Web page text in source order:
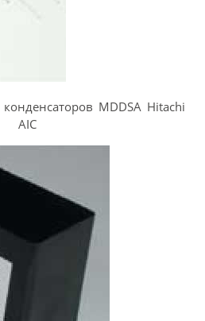
MDDSA Hitachi
AIC